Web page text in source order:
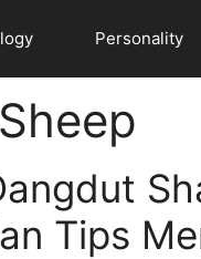
Personality
Tips